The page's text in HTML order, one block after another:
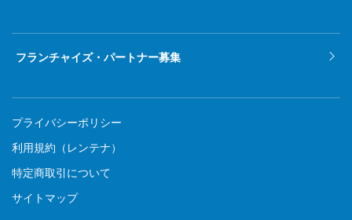
フランチャイズ・パートナー募集
プライバシーポリシー
利用規約（レンテナ）
特定商取引について
サイトマップ